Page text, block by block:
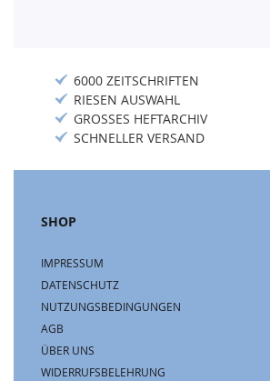
6000 ZEITSCHRIFTEN
RIESEN AUSWAHL
GROSSES HEFTARCHIV
SCHNELLER VERSAND
SHOP
IMPRESSUM
DATENSCHUTZ
NUTZUNGSBEDINGUNGEN
AGB
ÜBER UNS
WIDERRUFSBELEHRUNG